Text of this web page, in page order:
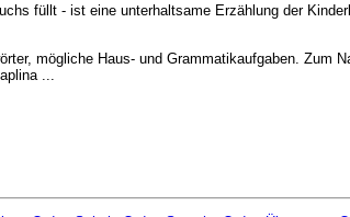
füllt - ist eine unterhaltsame Erzählung der
mögliche Haus- und Grammatikaufgaben.
...